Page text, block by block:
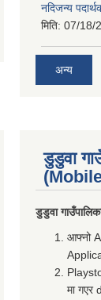
नदिजन्य
मिति: 07/18/
अन्य
डुडुवा
डुडुवा
आफ्नो
मा